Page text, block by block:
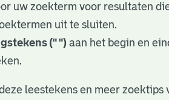
uw zoekterm voor resultaten
uit te sluiten.
(" ") aan het begin en
leestekens en meer zoektips